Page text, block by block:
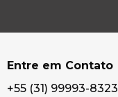
Entre em Contato
+55 (31) 99993-8323